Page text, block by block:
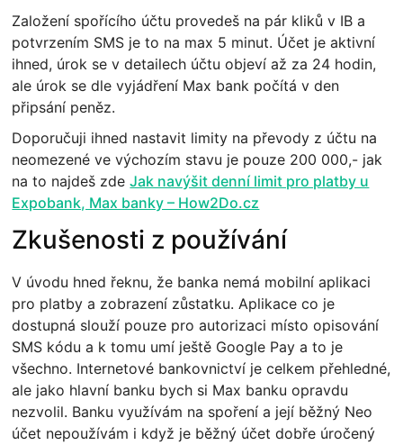
Založení spořícího účtu provedeš na pár kliků v IB a
potvrzením SMS je to na max 5 minut. Účet je aktivní
ihned, úrok se v detailech účtu objeví až za 24 hodin,
ale úrok se dle vyjádření Max bank počítá v den
připsání peněz.
Doporučuji ihned nastavit limity na převody z účtu na
neomezené ve výchozím stavu je pouze 200 000,- jak
na to najdeš zdeJak navýšit denní limit pro platby u
Expobank, Max banky – How2Do.cz
Zkušenosti z používání
V úvodu hned řeknu, že banka nemá mobilní aplikaci
pro platby a zobrazení zůstatku. Aplikace co je
dostupná slouží pouze pro autorizaci místo opisování
SMS kódu a k tomu umí ještě Google Pay a to je
všechno. Internetové bankovnictví je celkem přehledné,
ale jako hlavní banku bych si Max banku opravdu
nezvolil. Banku využívám na spoření a její běžný Neo
účet nepoužívám i když je běžný účet dobře úročený